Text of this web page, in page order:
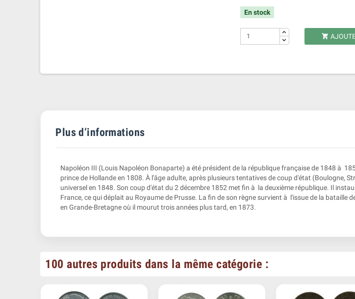
En stock

Plus d’informations
Napoléon III (Louis Napoléon Bonaparte) a été président de la république française de 1848 à
prince de Hollande en 1808. À l'âge adulte, après plusieurs tentatives de coup d'état (Boulogne,
universel en 1848. Son coup d'état du 2 décembre 1852 met fin à la deuxième république. Il
France, ce qui déplait au Royaume de Prusse. La fin de son règne survient à l'issue de la
en Grande-Bretagne où il mourut trois années plus tard, en 1873.
100 autres produits dans la même catégorie :